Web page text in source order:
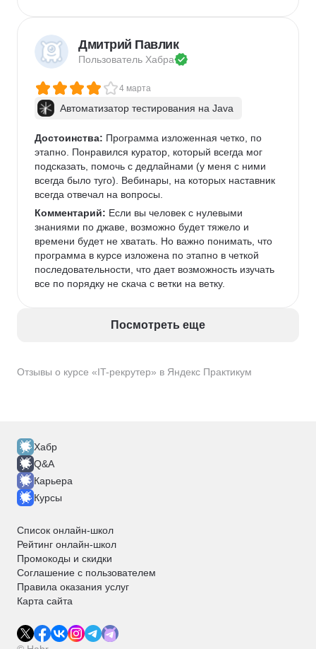
Отзывы о курсе «IT-рекрутер» в Яндекс Практикум
Дмитрий Павлик
Пользователь Хабра
4 марта
Автоматизатор тестирования на Java
Достоинства: Программа изложенная четко, по
этапно. Понравился куратор, который всегда мог
подсказать, помочь с дедлайнами (у меня с ними
всегда было туго). Вебинары, на которых наставник
всегда отвечал на вопросы.
Комментарий: Если вы человек с нулевыми
знаниями по джаве, возможно будет тяжело и
времени будет не хватать. Но важно понимать, что
программа в курсе изложена по этапно в четкой
последовательности, что дает возможность изучать
все по порядку не скача с ветки на ветку.
Посмотреть еще
Хабр
Q&A
Карьера
Курсы
Список онлайн-школ
Рейтинг онлайн-школ
Промокоды и скидки
Соглашение с пользователем
Правила оказания услуг
Карта сайта